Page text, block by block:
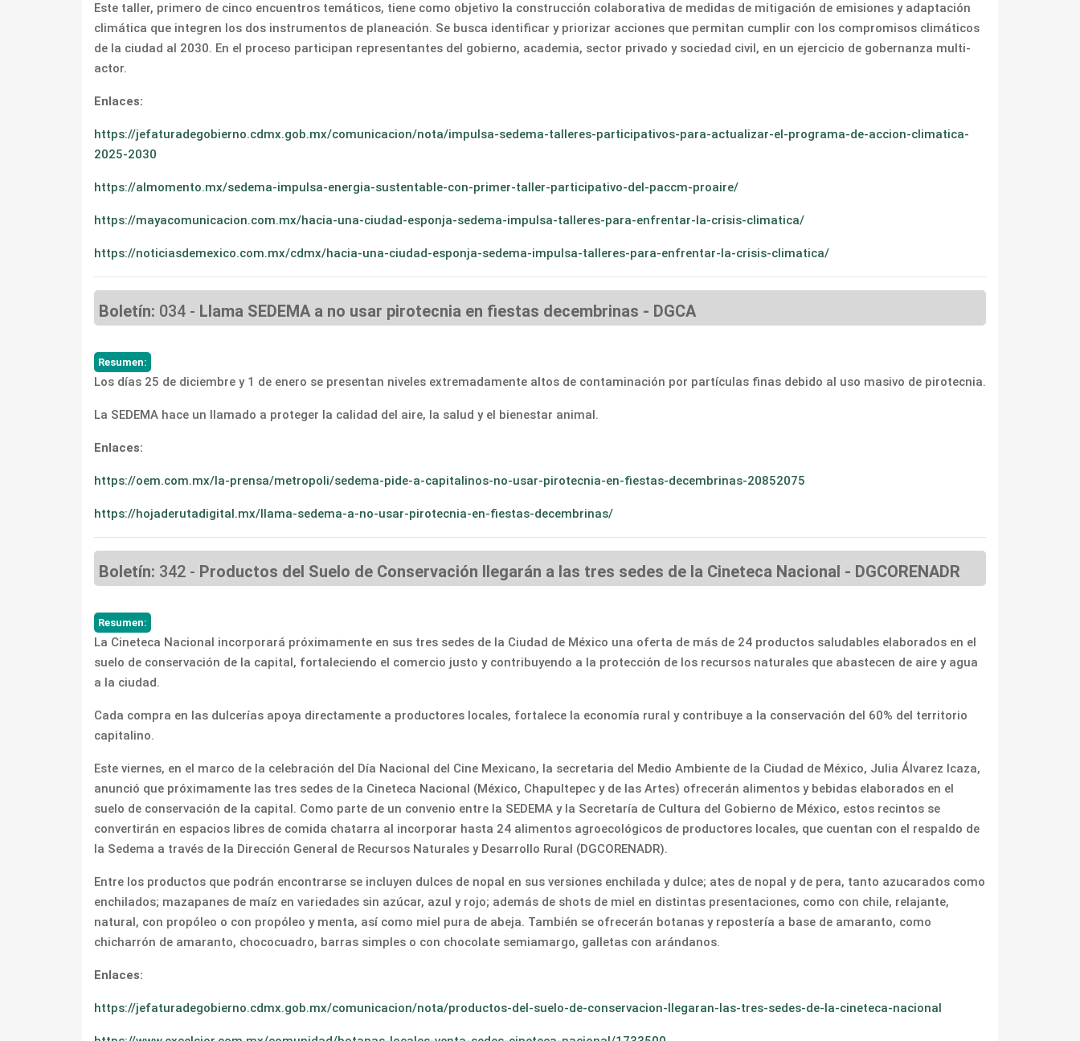
Este taller, primero de cinco encuentros temáticos, tiene como objetivo la construcción colaborativa de medidas de mitigación de emisiones y adaptación
climática que integren los dos instrumentos de planeación. Se busca identificar y priorizar acciones que permitan cumplir con los compromisos climáticos
de la ciudad al 2030. En el proceso participan representantes del gobierno, academia, sector privado y sociedad civil, en un ejercicio de gobernanza multi-
actor.
Enlaces:
https://jefaturadegobierno.cdmx.gob.mx/comunicacion/nota/impulsa-sedema-talleres-participativos-para-actualizar-el-programa-de-accion-climatica-
2025-2030
https://almomento.mx/sedema-impulsa-energia-sustentable-con-primer-taller-participativo-del-paccm-proaire/
https://mayacomunicacion.com.mx/hacia-una-ciudad-esponja-sedema-impulsa-talleres-para-enfrentar-la-crisis-climatica/
https://noticiasdemexico.com.mx/cdmx/hacia-una-ciudad-esponja-sedema-impulsa-talleres-para-enfrentar-la-crisis-climatica/
Boletín: 034 - Llama SEDEMA a no usar pirotecnia en fiestas decembrinas - DGCA
Resumen:
Los días 25 de diciembre y 1 de enero se presentan niveles extremadamente altos de contaminación por partículas finas debido al uso masivo de pirotecnia.
La SEDEMA hace un llamado a proteger la calidad del aire, la salud y el bienestar animal.
Enlaces:
https://oem.com.mx/la-prensa/metropoli/sedema-pide-a-capitalinos-no-usar-pirotecnia-en-fiestas-decembrinas-20852075
https://hojaderutadigital.mx/llama-sedema-a-no-usar-pirotecnia-en-fiestas-decembrinas/
Boletín: 342 - Productos del Suelo de Conservación llegarán a las tres sedes de la Cineteca Nacional - DGCORENADR
Resumen:
La Cineteca Nacional incorporará próximamente en sus tres sedes de la Ciudad de México una oferta de más de 24 productos saludables elaborados en el
suelo de conservación de la capital, fortaleciendo el comercio justo y contribuyendo a la protección de los recursos naturales que abastecen de aire y agua
a la ciudad.
Cada compra en las dulcerías apoya directamente a productores locales, fortalece la economía rural y contribuye a la conservación del 60% del territorio
capitalino.
Este viernes, en el marco de la celebración del Día Nacional del Cine Mexicano, la secretaria del Medio Ambiente de la Ciudad de México, Julia Álvarez Icaza,
anunció que próximamente las tres sedes de la Cineteca Nacional (México, Chapultepec y de las Artes) ofrecerán alimentos y bebidas elaborados en el
suelo de conservación de la capital. Como parte de un convenio entre la SEDEMA y la Secretaría de Cultura del Gobierno de México, estos recintos se
convertirán en espacios libres de comida chatarra al incorporar hasta 24 alimentos agroecológicos de productores locales, que cuentan con el respaldo de
la Sedema a través de la Dirección General de Recursos Naturales y Desarrollo Rural (DGCORENADR).
Entre los productos que podrán encontrarse se incluyen dulces de nopal en sus versiones enchilada y dulce; ates de nopal y de pera, tanto azucarados como
enchilados; mazapanes de maíz en variedades sin azúcar, azul y rojo; además de shots de miel en distintas presentaciones, como con chile, relajante,
natural, con propóleo o con propóleo y menta, así como miel pura de abeja. También se ofrecerán botanas y repostería a base de amaranto, como
chicharrón de amaranto, chococuadro, barras simples o con chocolate semiamargo, galletas con arándanos.
Enlaces:
https://jefaturadegobierno.cdmx.gob.mx/comunicacion/nota/productos-del-suelo-de-conservacion-llegaran-las-tres-sedes-de-la-cineteca-nacional